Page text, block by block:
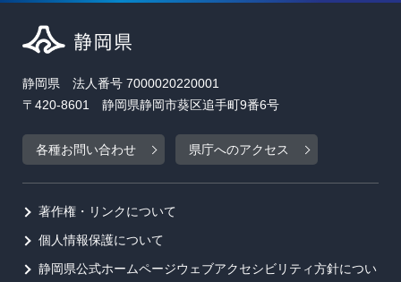
静岡県 法人番号 7000020220001
〒420-8601 静岡県静岡市葵区追手町9番6号
各種お問い合わせ 県庁へのアクセス
著作権・リンクについて
個人情報保護について
静岡県公式ホームページウェブアクセシビリティ方針につい